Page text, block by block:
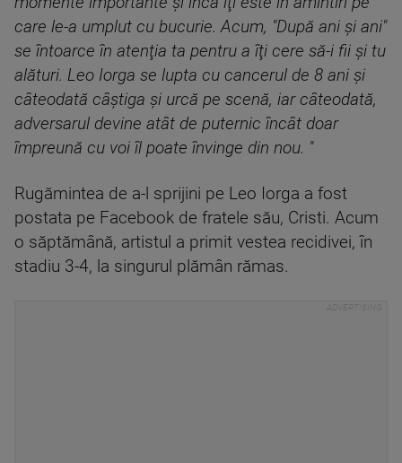
care le-a umplut cu bucurie. Acum, "După ani și ani"
se întoarce în atenţia ta pentru a îţi cere să-i fii şi tu
alături. Leo Iorga se lupta cu cancerul de 8 ani şi
câteodată câştiga şi urcă pe scenă, iar câteodată,
adversarul devine atât de puternic încât doar
împreună cu voi îl poate învinge din nou. "
Rugămintea de a-l sprijini pe Leo Iorga a fost
postata pe Facebook de fratele său, Cristi. Acum
o săptămână, artistul a primit vestea recidivei, în
stadiu 3-4, la singurul plămân rămas.